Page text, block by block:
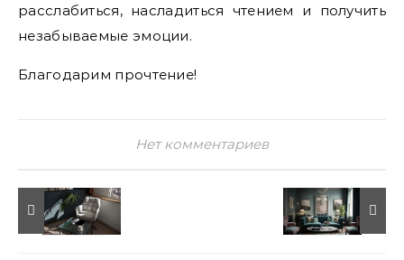
расслабиться, насладиться чтением и получить
незабываемые эмоции.
Благодарим прочтение!
Нет комментариев